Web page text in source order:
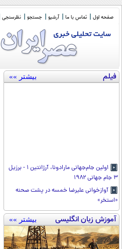
صفحه اول تماس با ما آرشیو جستجو نظرسنجی
فیلم بیشتر »»
اولین جام‌جهانی مارادونا، آرژانتین ۱ - برزیل
۳ جام جهانی ۱۹۸۲
آوازخوانی علیرضا خمسه در پشت صحنه
«استخر»
آموزش زبان انگلیسی بیشتر »»